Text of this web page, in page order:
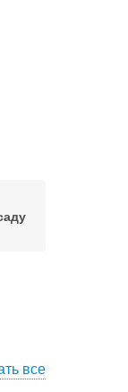
все